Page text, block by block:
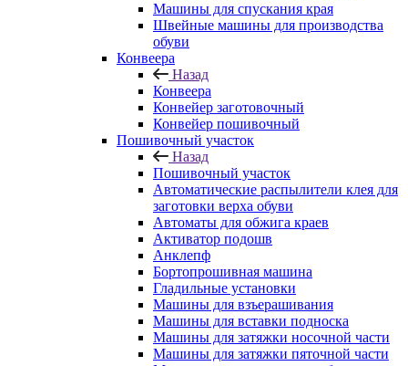
Машины для спускания края
Швейные машины для производства
обуви
Конвеера
Назад
Конвеера
Конвейер заготовочный
Конвейер пошивочный
Пошивочный участок
Назад
Пошивочный участок
Автоматические распылители клея для
заготовки верха обуви
Автоматы для обжига краев
Активатор подошв
Анклепф
Бортопрошивная машина
Гладильные установки
Машины для взъерашивания
Машины для вставки подноска
Машины для затяжки носочной части
Машины для затяжки пяточной части